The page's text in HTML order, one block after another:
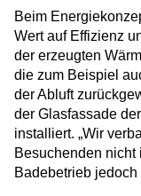
Beim
Wert auf Effizienz
der erzeugten
die zum Beispiel
der Abluft
der Glasfassade
installiert. „Wir
Besuchenden nicht
Badebetrieb